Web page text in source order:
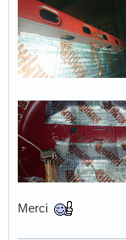
Merci